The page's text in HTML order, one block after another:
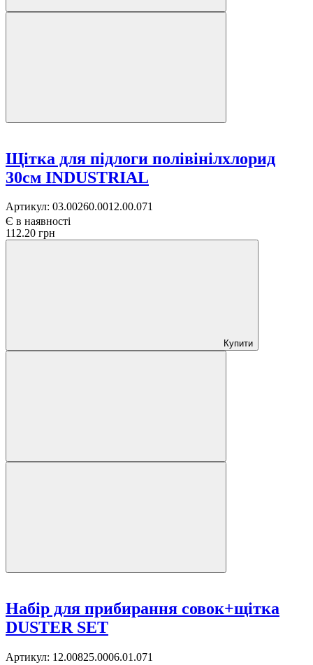
Щітка для підлоги полівінілхлорид
30см INDUSTRIAL
Артикул: 03.00260.0012.00.071
Є в наявності
112.20 грн
Купити
Набір для прибирання совок+щітка
DUSTER SET
Артикул: 12.00825.0006.01.071